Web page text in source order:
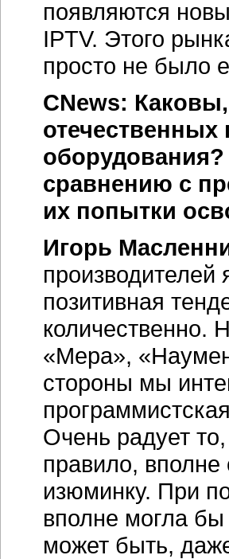
появляются
IPTV. Этого
просто не было
CNews:
отечественных
сравнению с
их попытки
Игорь
позитивная
количественно.
«Мера»,
стороны мы
Очень радует
правило,
изюминку. При
вполне могла бы
может быть,